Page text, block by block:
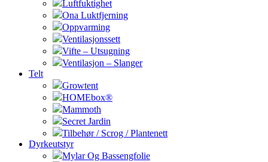
Luftfuktighet
Ona Luktfjerning
Oppvarming
Ventilasjonssett
Vifte – Utsugning
Ventilasjon – Slanger
Telt
Growtent
HOMEbox®
Mammoth
Secret Jardin
Tilbehør / Scrog / Plantenett
Dyrkeutstyr
Mylar Og Bassengfolie